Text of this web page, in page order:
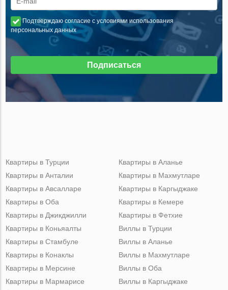
Подтверждаю согласие с условиями использования
персональных данных
Подписаться
Квартиры в Турции
Квартиры в Анталии
Квартиры в Авсалларе
Квартиры в Оба
Квартиры в Джикджилли
Квартиры в Аланье
Квартиры в Махмутларе
Квартиры в Каргыджаке
Квартиры в Кемере
Квартиры в Фетхие
Квартиры в Коньяалты
Квартиры в Стамбуле
Квартиры в Конаклы
Квартиры в Мерсине
Квартиры в Мармарисе
Виллы в Турции
Виллы в Аланье
Виллы в Махмутларе
Виллы в Оба
Виллы в Каргыджаке